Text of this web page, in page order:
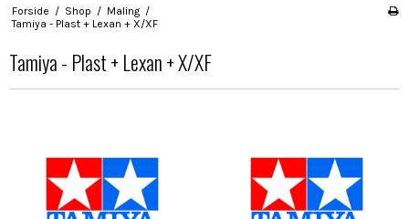
Forside / Shop / Maling /
Tamiya - Plast + Lexan + X/XF
Tamiya - Plast + Lexan + X/XF